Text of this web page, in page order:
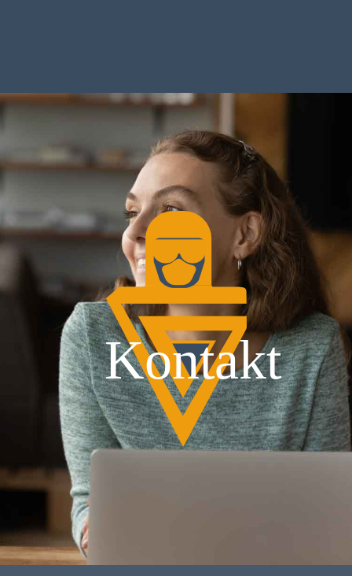
Kontakt